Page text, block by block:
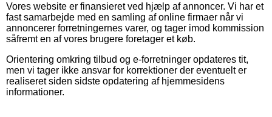
Vores website er finansieret ved hjælp af annoncer. Vi har et
fast samarbejde med en samling af online firmaer når vi
annoncerer forretningernes varer, og tager imod kommission
såfremt en af vores brugere foretager et køb.
Orientering omkring tilbud og e-forretninger opdateres tit,
men vi tager ikke ansvar for korrektioner der eventuelt er
realiseret siden sidste opdatering af hjemmesidens
informationer.